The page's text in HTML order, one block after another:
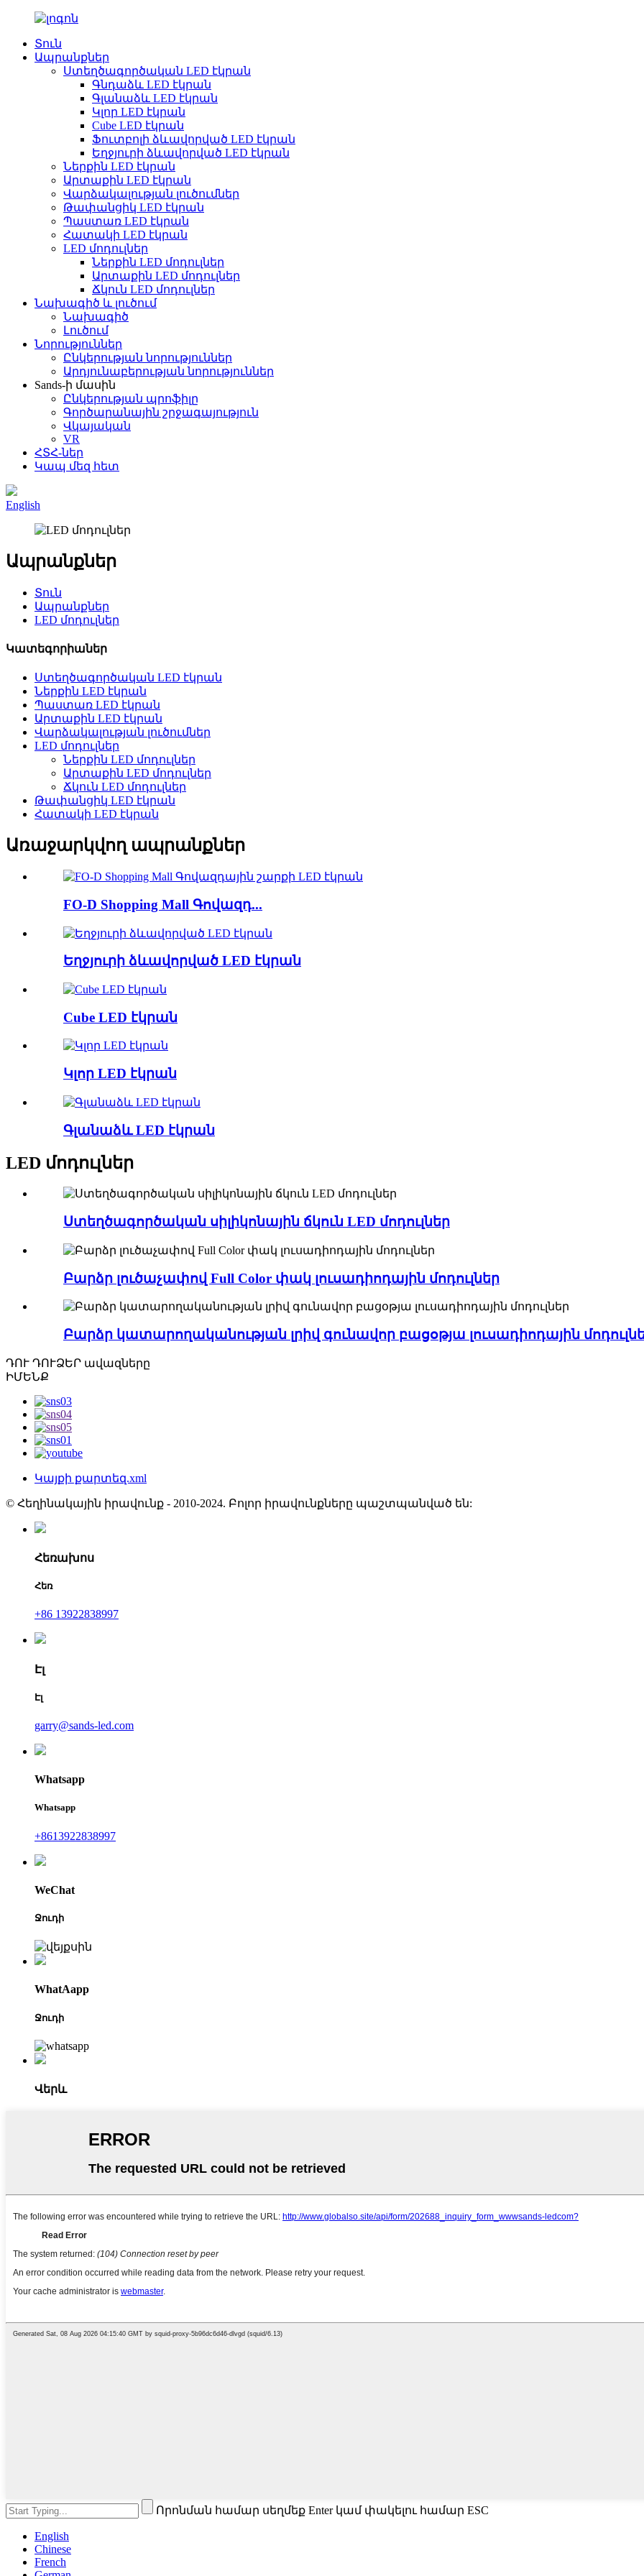
Տուն
Ապրանքներ
Ստեղծագործական LED էկրան
Գնդաձև LED էկրան
Գլանաձև LED էկրան
Կլոր LED էկրան
Cube LED էկրան
Ֆուտբոլի ձևավորված LED էկրան
Եղջյուրի ձևավորված LED էկրան
Ներքին LED էկրան
Արտաքին LED էկրան
Վարձակալության լուծումներ
Թափանցիկ LED էկրան
Պաստառ LED էկրան
Հատակի LED էկրան
LED մոդուլներ
Ներքին LED մոդուլներ
Արտաքին LED մոդուլներ
Ճկուն LED մոդուլներ
Նախագիծ և լուծում
Նախագիծ
Լուծում
Նորություններ
Ընկերության նորություններ
Արդյունաբերության նորություններ
Sands-ի մասին
Ընկերության պրոֆիլը
Գործարանային շրջագայություն
Վկայական
VR
ՀՏՀ-ներ
Կապ մեզ հետ
English
Ապրանքներ
Տուն
Ապրանքներ
LED մոդուլներ
Կատեգորիաներ
Ստեղծագործական LED էկրան
Ներքին LED էկրան
Պաստառ LED էկրան
Արտաքին LED էկրան
Վարձակալության լուծումներ
LED մոդուլներ
Ներքին LED մոդուլներ
Արտաքին LED մոդուլներ
Ճկուն LED մոդուլներ
Թափանցիկ LED էկրան
Հատակի LED էկրան
Առաջարկվող ապրանքներ
FO-D Shopping Mall Գովազդ...
Եղջյուրի ձևավորված LED էկրան
Cube LED էկրան
Կլոր LED էկրան
Գլանաձև LED էկրան
LED մոդուլներ
Ստեղծագործական սիլիկոնային ճկուն LED մոդուլներ
Բարձր լուծաչափով Full Color փակ լուսադիոդային մոդուլներ
Բարձր կատարողականության լրիվ գունավոր բացօթյա լուսադիոդային
ԴՈՒ ԴՈՒՁԵՐ ավազները
ԻՄԵՆՔ
Կայքի քարտեզ.xml
© Հեղինակային իրավունք - 2010-2024. Բոլոր իրավունքները պաշտպանված են:
Հեռախոս
Հեռ
+86 13922838997
Էլ
Էլ
garry@sands-led.com
Whatsapp
Whatsapp
+8613922838997
WeChat
Ջուդի
WhatAapp
Ջուդի
Վերև
Որոնման համար սեղմեք Enter կամ փակելու համար ESC
English
Chinese
French